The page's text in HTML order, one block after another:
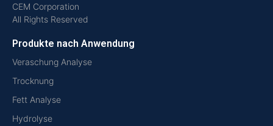
CEM Corporation
All Rights Reserved
Produkte nach Anwendung
Veraschung Analyse
Trocknung
Fett Analyse
Hydrolyse